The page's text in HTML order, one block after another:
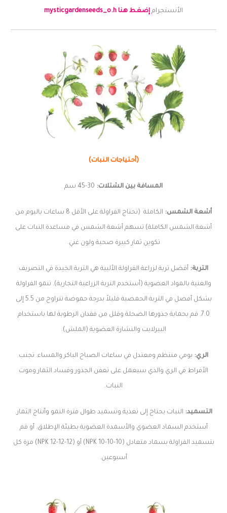
الأنستجرام إضغط هنا mysticgardenseeds_o.h
(أحتياجات النبات)
المسافة بين الشتلات:
أشعة الشمس: الكاملة (تحتاج الفراولة على الأقل 8 ساعات باليوم من
أشعة الشمس الكاملة) تسهم أشعة الشمس في مساعدة النبات على
تكوين ثمار كبيرة صحية ولون غني.
التربة: أفضل تربة لزراعة الفراولة الألبية هي التربة الجيدة في التصريف
والغنية بالمواد العضوية (أستخدم التربة الزراعية التجارية). تنمو الفراولة
بشكل أفضل في التربة الحمضية قليلاً بدرجة حموضة تتراوح من 5.5 إلى
7.0. قم بحماية جذورها الضحلة وقلل من فقدان الرطوبة لها باستخدام
البيرلايت والنشارة العضوية (الملش).
الري: يومي منتظم ومعتدل في ساعات الصباح الباكر والمساء. تجنب
الأفراط في الري والذي سيعمل على تعفن الجذور وفساد الثمار وموت
النبات.
التسميد: النبات يحتاج إلى تغذية وتسميد طوال فترة النمو وأنتاج الثمار.
أستخدم السماد العضوي والأسمدة العضوية بطيئة الإطلاق. أو قم
بتسميد الفراولة بسماد متعادل (10-10-10 NPK) أو (12-12-12 NPK) مرة كل
أسبوعين.